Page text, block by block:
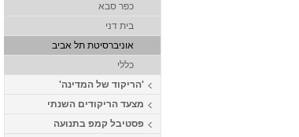
כפר סבא
בית דני
אוניברסיטת תל אביב
כללי
'הריקוד של המדינה'
מצעד הריקודים השנתי
פסטיבל קמפ בתנועה